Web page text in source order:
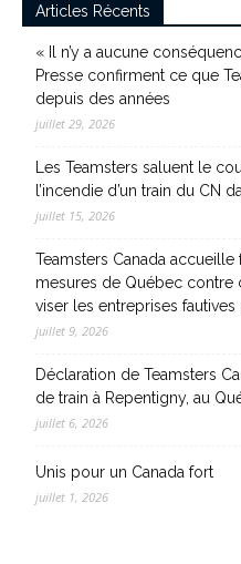
Articles Récents
« Il n’y a aucune
Presse confirment ce que
depuis des années
juillet 29, 2026
Les Teamsters saluent le
l’incendie d’un train du CN
juillet 15, 2026
Teamsters Canada
mesures de Québec contre
viser les entreprises
juillet 9, 2026
Déclaration de Teamsters
de train à Repentigny, au
juillet 6, 2026
Unis pour un Canada fort
juillet 1, 2026